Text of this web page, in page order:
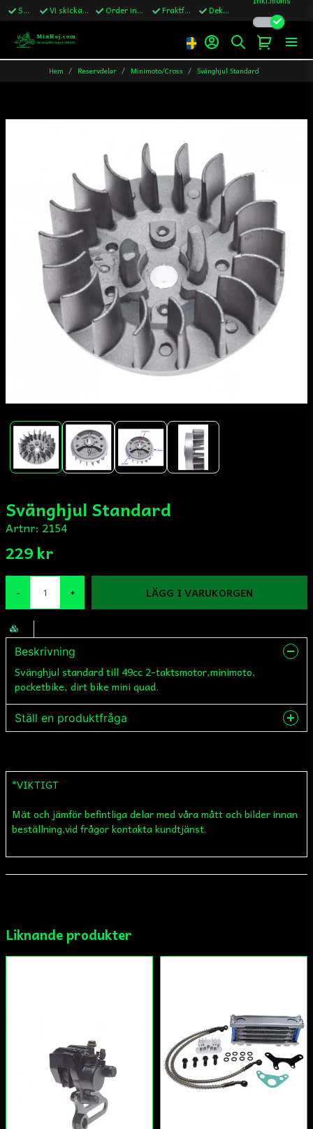
Snabba leveranser Vi skickar till Sverige,Danmark & Finland Order innan kl.13 skickas samma vardag Fraktfritt över 1200kr till Sverige Dekaler ingår i alla ordrar
Hem Reservdelar Minimoto/Cross Svänghjul Standard
Svänghjul Standard
Artnr: 2154
229 kr
- + LÄGG I VARUKORGEN
Beskrivning
Svänghjul standard till 49cc 2-taktsmotor,minimoto,
pocketbike, dirt bike mini quad.
Ställ en produktfråga
name
Namn
email
Skicka fråga
*VIKTIGT
Mät och jämför befintliga delar med våra mått och bilder innan
beställning,vid frågor kontakta kundtjänst.
Liknande produkter